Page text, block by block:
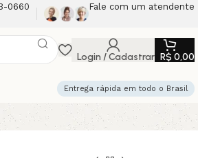
0660 Fale com um atendente
Login / Cadastrar R$ 0,00
Entrega rápida em todo o Brasil